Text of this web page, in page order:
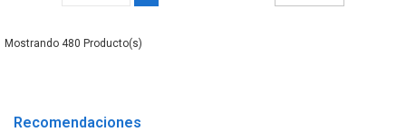
480
Recomendaciones